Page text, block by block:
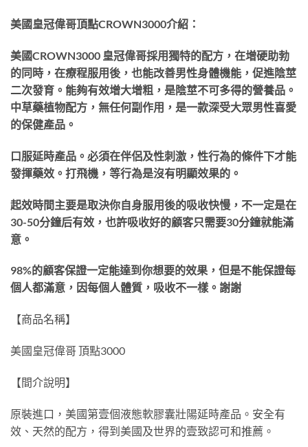
美國皇冠偉哥頂點CROWN3000介紹：
美國CROWN3000 皇冠偉哥採用獨特的配方，在增硬助勃
的同時，在療程服用後，也能改善男性身體機能，促進陰莖
二次發育。能夠有效增大增粗，是陰莖不可多得的營養品。
中草藥植物配方，無任何副作用，是一款深受大眾男性喜愛
的保健產品。
口服延時產品。必須在伴侶及性刺激，性行為的條件下才能
發揮藥效。打飛機，等行為是沒有明顯效果的。
起效時間主要是取決你自身服用後的吸收快慢，不一定是在
30-50分鐘后有效，也許吸收好的顧客只需要30分鐘就能滿
意。
98%的顧客保證一定能達到你想要的效果，但是不能保證每
個人都滿意，因每個人體質，吸收不一樣。謝謝
【商品名稱】
美國皇冠偉哥 頂點3000
【間介說明】
原裝進口，美國第壹個液態軟膠囊壯陽延時產品。安全有
效、天然的配方，得到美國及世界的壹致認可和推薦。